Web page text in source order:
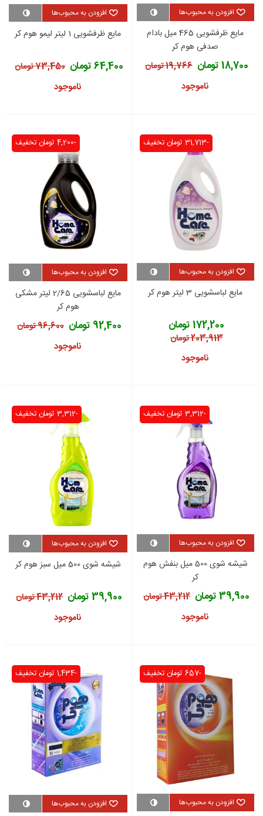
افزودن به محبوب‌ها
مایع ظرفشویی 465 میل بادام
صدفی هوم کر
18,700 تومان 19,766 تومان
ناموجود
افزودن به محبوب‌ها
مایع ظرفشویی 1 لیتر لیمو هوم کر
64,400 تومان 73,450 تومان
ناموجود
تخفیف -31,713 تومان
افزودن به محبوب‌ها
مایع لباسشویی 3 لیتر هوم کر
172,200 تومان
203,913 تومان
ناموجود
تخفیف -4,200 تومان
افزودن به محبوب‌ها
مایع لباسشویی 2/65 لیتر مشکی
هوم کر
92,400 تومان 96,600 تومان
ناموجود
تخفیف -3,312 تومان
افزودن به محبوب‌ها
شیشه شوی 500 میل بنفش هوم
کر
39,900 تومان 43,212 تومان
ناموجود
تخفیف -3,312 تومان
افزودن به محبوب‌ها
شیشه شوی 500 میل سبز هوم کر
39,900 تومان 43,212 تومان
ناموجود
تخفیف -657 تومان
افزودن به محبوب‌ها
تخفیف -1,434 تومان
افزودن به محبوب‌ها